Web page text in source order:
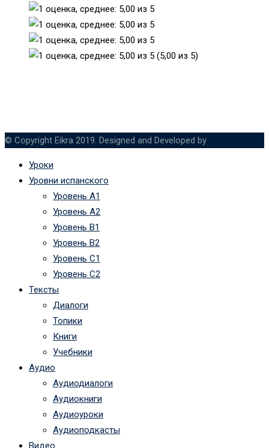
(5,00 из 5)
© Copyright Eikra 2019. Designed and Developed by
Уроки
Уровни испанского
Уровень А1
Уровень А2
Уровень B1
Уровень B2
Уровень C1
Уровень C2
Тексты
Диалоги
Топики
Книги
Учебники
Аудио
Аудиодиалоги
Аудиокниги
Аудиоуроки
Аудиоподкасты
Видео